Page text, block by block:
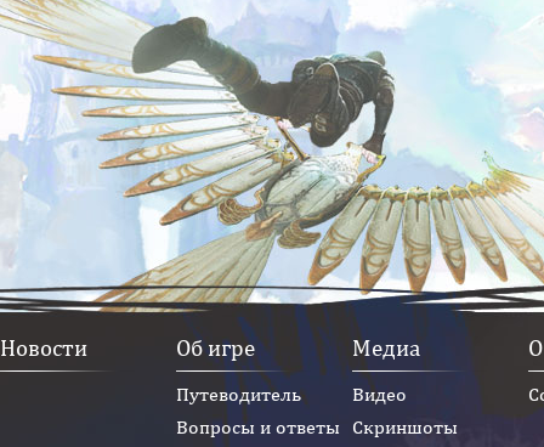
Новости Об игре
Путеводитель
Вопросы и ответы
Медиа
Видео
Скриншоты